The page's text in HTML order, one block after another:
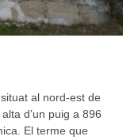
al nord-est de
d’un puig a 896
El terme que